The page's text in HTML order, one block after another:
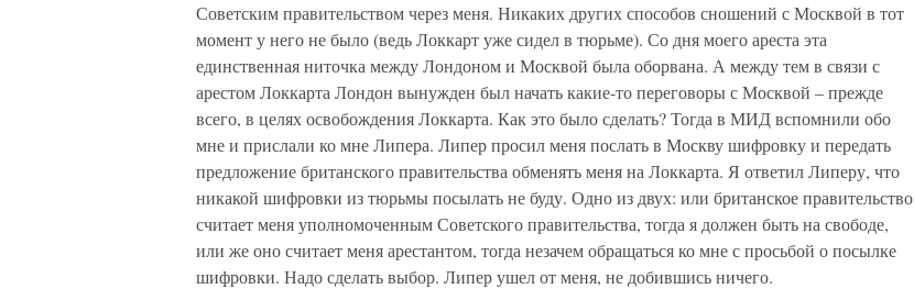
Советским правительством через меня. Никаких других способов сношений с Москвой в тот
момент у него не было (ведь Локкарт уже сидел в тюрьме). Со дня моего ареста эта
единственная ниточка между Лондоном и Москвой была оборвана. А между тем в связи с
арестом Локкарта Лондон вынужден был начать какие-то переговоры с Москвой – прежде
всего, в целях освобождения Локкарта. Как это было сделать? Тогда в МИД вспомнили обо
мне и прислали ко мне Липера. Липер просил меня послать в Москву шифровку и передать
предложение британского правительства обменять меня на Локкарта. Я ответил Липеру, что
никакой шифровки из тюрьмы посылать не буду. Одно из двух: или британское правительство
считает меня уполномоченным Советского правительства, тогда я должен быть на свободе,
или же оно считает меня арестантом, тогда незачем обращаться ко мне с просьбой о посылке
шифровки. Надо сделать выбор. Липер ушел от меня, не добившись ничего.